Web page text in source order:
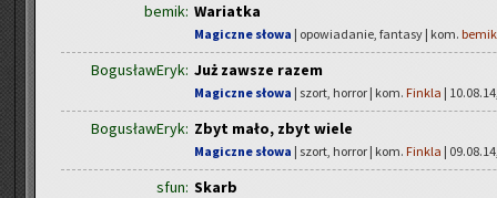
bemik: Wariatka
Magiczne słowa | opowiadanie, fantasy | kom. bemik
BogusławEryk: Już zawsze razem
Magiczne słowa | szort, horror | kom. Finkla |
BogusławEryk: Zbyt mało, zbyt wiele
Magiczne słowa | szort, horror | kom. Finkla |
sfun: Skarb